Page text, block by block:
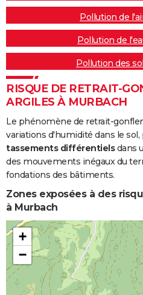
Pollution de
Pollution de
Pollution des
RISQUE DE RETRAIT-
ARGILES À MURBACH
Le phénomène de retrait-
variations d'humidité dans le
tassements différentielsdans
des mouvements inégaux du
fondations des bâtiments.
Zones exposées à des
à Murbach
+
−